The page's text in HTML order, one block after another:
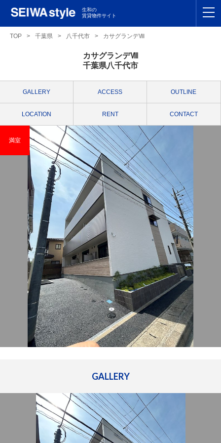
生和の
賃貸物件サイト
TOP
TOP
支店一覧
SEIWAの管理
お友達紹介特典
管理建物一覧
企業情報
プライバシー
ポリシー
サイトマップ
閉じる
TOP > 千葉県 > 八千代市 > カサグランデⅧ
カサグランデⅧ
千葉県八千代市
GALLERY ACCESS OUTLINE
LOCATION RENT CONTACT
満室
GALLERY